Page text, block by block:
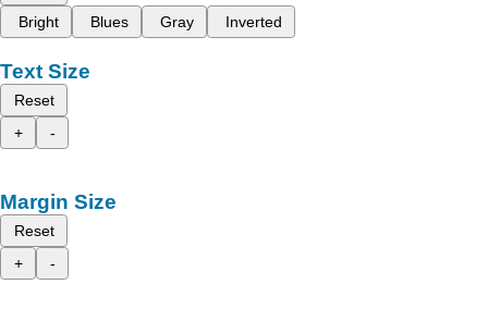
Bright
Blues Gray Inverted
Text Size
Reset
+
-
Margin Size
Reset
+
-